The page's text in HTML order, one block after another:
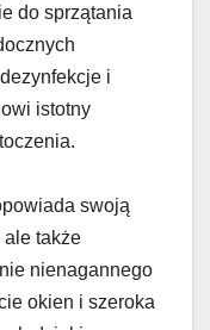
do sprzątania
i
istotny
swoją
ale także
nienagannego
okien i szeroka